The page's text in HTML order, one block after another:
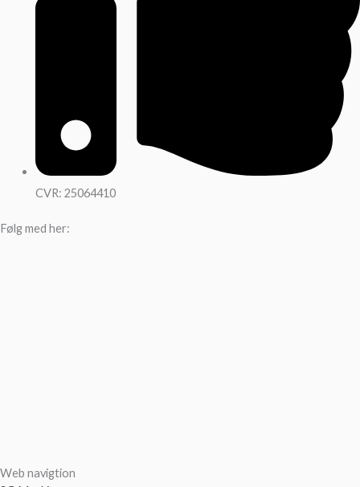
CVR: 25064410
Følg med her:
Web navigtion